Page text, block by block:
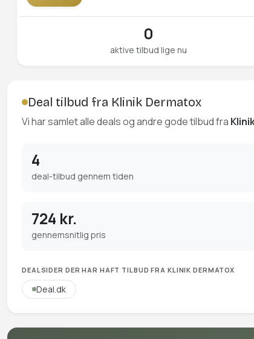
0
aktive tilbud lige nu
Deal tilbud fra Klinik Dermatox
Vi har samlet alle deals og andre gode tilbud fra
4
deal-tilbud gennem tiden
724 kr.
gennemsnitlig pris
DEALSIDER DER HAR HAFT TILBUD FRA KLINIK DERMATOX
Deal.dk